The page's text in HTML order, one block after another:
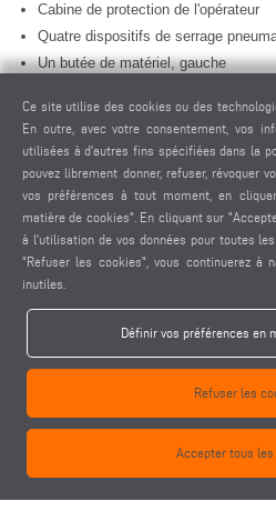
Cabine de protection de l'opérateur
Quatre dispositifs de serrage
Un butée de matériel, gauche
Lubrification minimale
Liquide de coupe haute performance
Commande portable
Jauge de profondeur
Options
Outils
Changeurs d'outils
maximum
Refroidisseur Green-Line pour
Ce site utilise des cookies ou des
En outre, avec votre consentement, vos
utilisées à d'autres fins spécifiées dans la
pouvez librement donner, refuser, révoquer
vos préférences à tout moment, en
matière de cookies". En cliquant sur
à l'utilisation de vos données pour toutes
"Refuser les cookies", vous continuerez à
inutiles.
Définir vos préférences en
Refuser les
Accepter tous les